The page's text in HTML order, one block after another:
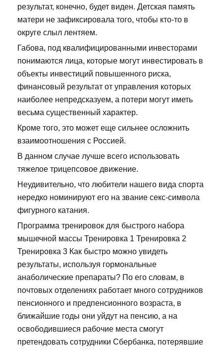
результат, конечно, будет виден. Детская память
матери не зафиксировала того, чтобы кто-то в
округе слыл лентяем.
Габова, под квалифицированными инвесторами
понимаются лица, которые могут инвестировать в
объекты инвестиций повышенного риска,
финансовый результат от управления которых
наиболее непредсказуем, а потери могут иметь
весьма существенный характер.
Кроме того, это может еще сильнее осложнить
взаимоотношения с Россией.
В данном случае лучше всего использовать
тяжелое трицепсовое движение.
Неудивительно, что любители нашего вида спорта
нередко номинируют его на звание секс-символа
фигурного катания.
Программа тренировок для быстрого набора
мышечной массы Тренировка 1 Тренировка 2
Тренировка 3 Как быстро можно увидеть
результаты, используя гормональные
анаболические препараты? По его словам, в
почтовых отделениях работает много сотрудников
пенсионного и предпенсионного возраста, в
ближайшие годы они уйдут на пенсию, а на
освободившиеся рабочие места смогут
претендовать сотрудники Сбербанка, потерявшие